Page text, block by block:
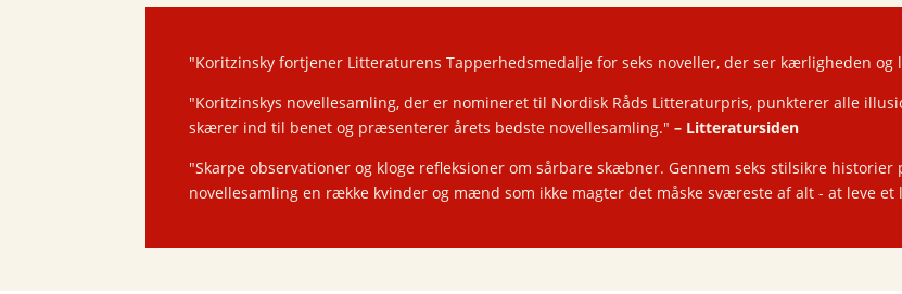
"Koritzinsky fortjener Litteraturens Tapperhedsmedalje for seks noveller, der ser kærligheden
"Koritzinskys novellesamling, der er nomineret til Nordisk Råds Litteraturpris, punkterer alle
skærer ind til benet og præsenterer årets bedste novellesamling."– Litteratursiden
"Skarpe observationer og kloge refleksioner om sårbare skæbner. Gennem seks stilsikre
novellesamling en række kvinder og mænd som ikke magter det måske sværeste af alt - at leve